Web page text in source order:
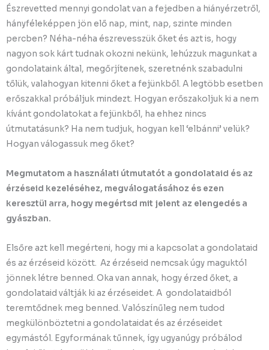
Észrevetted mennyi gondolat van a fejedben a hiányérzetről,
hányféleképpen jön elő nap, mint, nap, szinte minden
percben? Néha-néha észrevesszük őket és azt is, hogy
nagyon sok kárt tudnak okozni nekünk, lehúzzuk magunkat a
gondolataink által, megőrjítenek, szeretnénk szabadulni
tőlük, valahogyan kitenni őket a fejünkből. A legtöbb esetben
erőszakkal próbáljuk mindezt. Hogyan erőszakoljuk ki a nem
kívánt gondolatokat a fejünkből, ha ehhez nincs
útmutatásunk? Ha nem tudjuk, hogyan kell ‘elbánni’ velük?
Hogyan válogassuk meg őket?
Megmutatom a használati útmutatót a gondolataid és az
érzéseid kezeléséhez, megválogatásához és ezen
keresztül arra, hogy megértsd mit jelent az elengedés a
gyászban.
Elsőre azt kell megérteni, hogy mi a kapcsolat a gondolataid
és az érzéseid között. Az érzéseid nemcsak úgy maguktól
jönnek létre benned. Oka van annak, hogy érzed őket, a
gondolataid váltják ki az érzéseidet. A gondolataidból
teremtődnek meg benned. Valószínűleg nem tudod
megkülönböztetni a gondolataidat és az érzéseidet
egymástól. Egyformának tűnnek, így ugyanúgy próbálod